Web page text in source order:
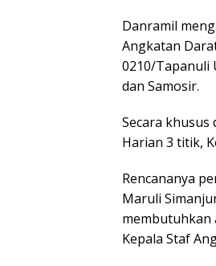
Danramil
Angkatan
0210/Tapanuli
dan Samosir.
Secara khusus
Harian 3 titik,
Rencananya
Maruli
membutuhkan
Kepala Staf